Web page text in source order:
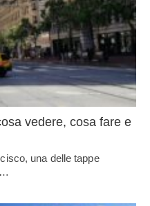
vedere, cosa fare e
una delle tappe